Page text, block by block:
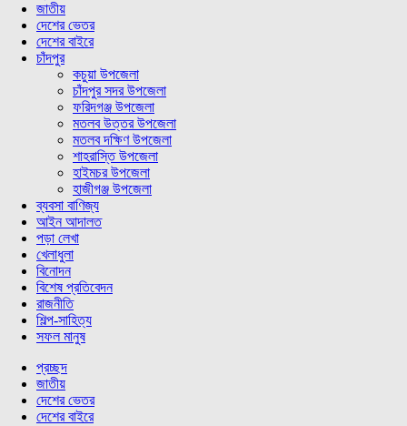
জাতীয়
দেশের ভেতর
দেশের বাইরে
চাঁদপুর
কচুয়া উপজেলা
চাঁদপুর সদর উপজেলা
ফরিদগঞ্জ উপজেলা
মতলব উত্তর উপজেলা
মতলব দক্ষিণ উপজেলা
শাহরাস্তি উপজেলা
হাইমচর উপজেলা
হাজীগঞ্জ উপজেলা
ব্যবসা বাণিজ্য
আইন আদালত
পড়া লেখা
খেলাধুলা
বিনোদন
বিশেষ প্রতিবেদন
রাজনীতি
শিল্প-সাহিত্য
সফল মানুষ
প্রচ্ছদ
জাতীয়
দেশের ভেতর
দেশের বাইরে